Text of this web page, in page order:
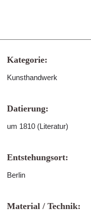
Kategorie:
Kunsthandwerk
Datierung:
um 1810 (Literatur)
Entstehungsort:
Berlin
Material / Technik: